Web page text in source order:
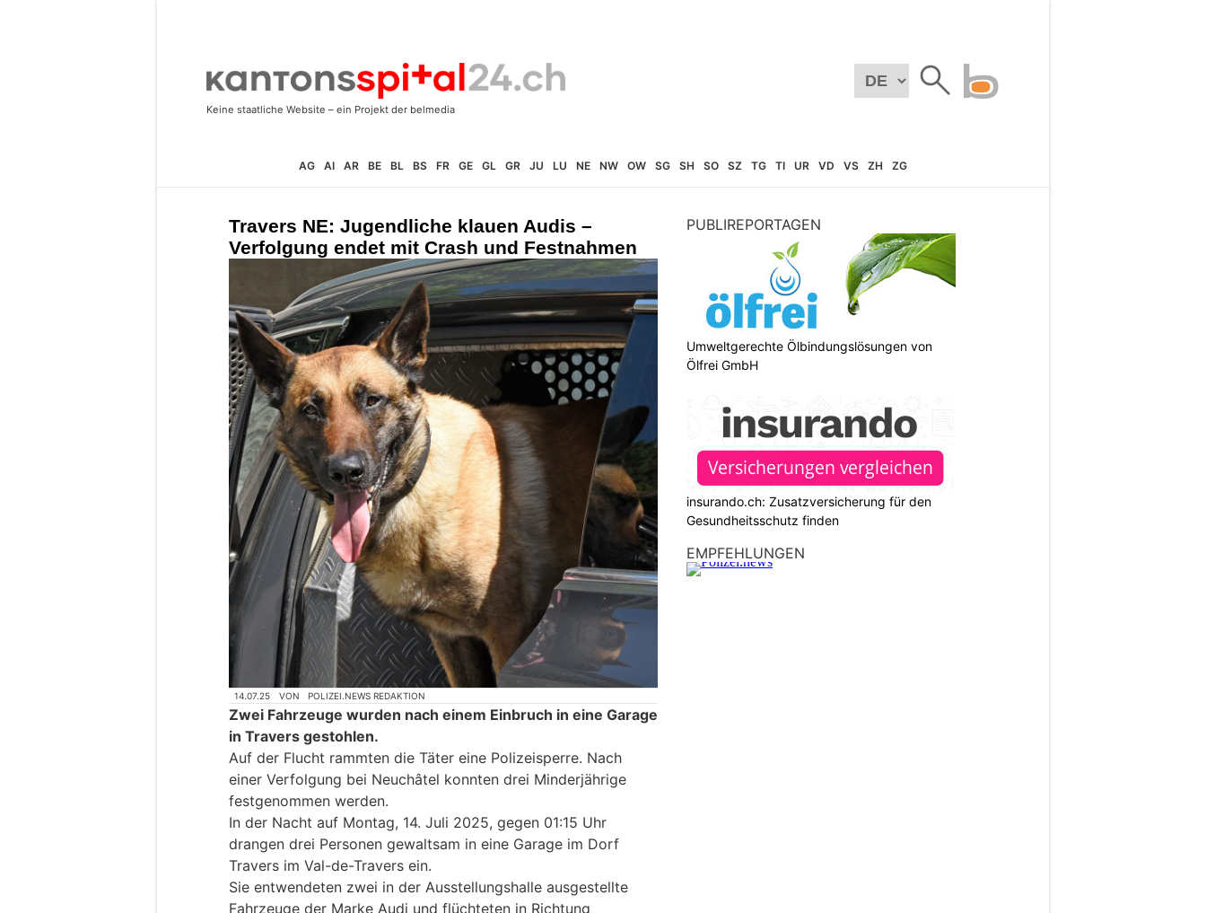
AG AI AR BE BL BS FR GE GL GR JU LU NE NW OW SG SH SO SZ TG TI UR VD VS ZH ZG
Travers NE: Jugendliche klauen Audis –
Verfolgung endet mit Crash und Festnahmen
14.07.25 VON POLIZEI.NEWS REDAKTION
Zwei Fahrzeuge wurden nach einem Einbruch in eine Garage
in Travers gestohlen.
Auf der Flucht rammten die Täter eine Polizeisperre. Nach
einer Verfolgung bei Neuchâtel konnten drei Minderjährige
festgenommen werden.
In der Nacht auf Montag, 14. Juli 2025, gegen 01:15 Uhr
drangen drei Personen gewaltsam in eine Garage im Dorf
Travers im Val-de-Travers ein.
Sie entwendeten zwei in der Ausstellungshalle ausgestellte
Fahrzeuge der Marke Audi und flüchteten in Richtung
PUBLIREPORTAGEN
Umweltgerechte Ölbindungslösungen von
Ölfrei GmbH
insurando.ch: Zusatzversicherung für den
Gesundheitsschutz finden
EMPFEHLUNGEN